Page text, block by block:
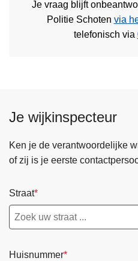
Je vraag blijft
Politie Schoten via
telefonisch via
Je wijkinspecteur
Ken je de verantwoordelijke
of zij is je eerste
Straat
Huisnummer